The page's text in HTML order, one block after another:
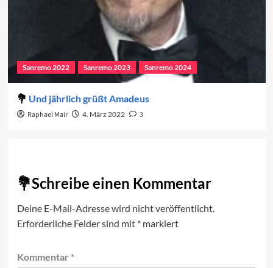
Sanremo 2022 Sanremo 2023 Sanremo 2024
Und jährlich grüßt Amadeus
Raphael Mair 4. März 2022 3
Schreibe einen Kommentar
Deine E-Mail-Adresse wird nicht veröffentlicht.
Erforderliche Felder sind mit *markiert
Kommentar *